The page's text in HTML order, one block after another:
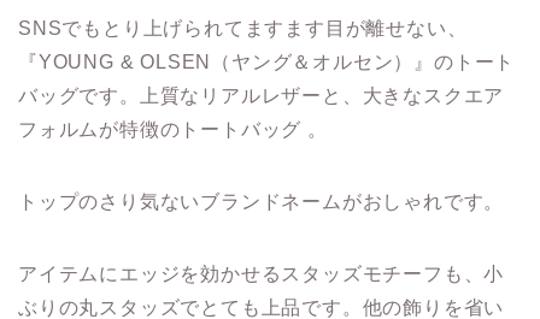
SNSでもとり上げられてますます目が離せない、
『YOUNG & OLSEN（ヤング＆オルセン）』のトート
バッグです。上質なリアルレザーと、大きなスクエア
フォルムが特徴のトートバッグ 。
トップのさり気ないブランドネームがおしゃれです。
アイテムにエッジを効かせるスタッズモチーフも、小
ぶりの丸スタッズでとても上品です。他の飾りを省い